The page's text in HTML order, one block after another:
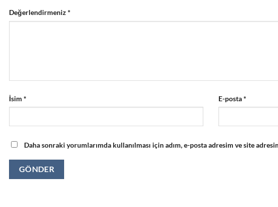
Değerlendirmeniz*
İsim * E-posta*
Daha sonraki yorumlarımda kullanılması için adım, e-posta adresim ve site